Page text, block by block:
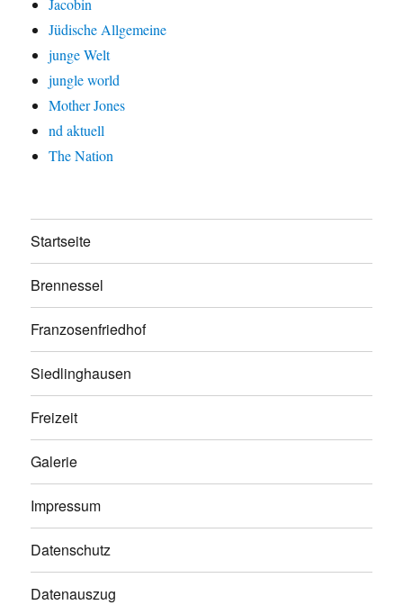
Jacobin
Jüdische Allgemeine
junge Welt
jungle world
Mother Jones
nd aktuell
The Nation
Startseite
Brennessel
Franzosenfriedhof
Siedlinghausen
Freizeit
Galerie
Impressum
Datenschutz
Datenauszug